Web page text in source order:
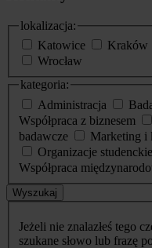
lokalizacja:
Katowice
Kraków
Wrocław
kategoria:
Administracja
Współpraca z biznesem
badawcze
Marketing i
Organizacje studenckie
Współpraca
Wyszukaj
Jeżeli nie znalazłeś tego
szukane słowo lub frazę